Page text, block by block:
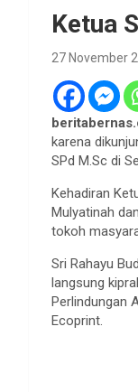
Ketua
27 November
karena
SPd M.Sc di
Kehadiran
Mulyatinah
tokoh
Sri Rahayu
langsung
Perlindungan
Ecoprint.